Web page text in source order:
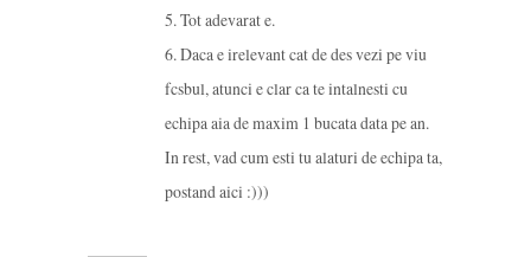
5. Tot adevarat e.
6. Daca e irelevant cat de des vezi pe viu
fcsbul, atunci e clar ca te intalnesti cu
echipa aia de maxim 1 bucata data pe an.
In rest, vad cum esti tu alaturi de echipa ta,
postand aici :)))